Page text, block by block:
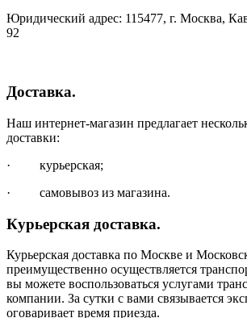
Юридический адрес: 115477, г. Москва,
92
Доставка.
Наш интернет-магазин предлагает
доставки:
· курьерская;
· самовывоз из магазина.
Курьерская доставка.
Курьерская доставка по Москве и
преимущественно осуществляется
вы можете воспользоваться услугами
компании. За сутки с вами связывается
оговаривает время приезда.